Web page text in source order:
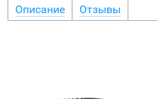
Описание Отзывы